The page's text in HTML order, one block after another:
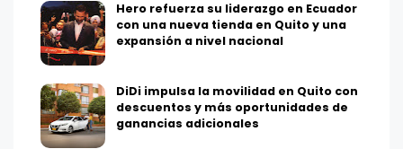
Hero refuerza su liderazgo en Ecuador
con una nueva tienda en Quito y una
expansión a nivel nacional
DiDi impulsa la movilidad en Quito con
descuentos y más oportunidades de
ganancias adicionales